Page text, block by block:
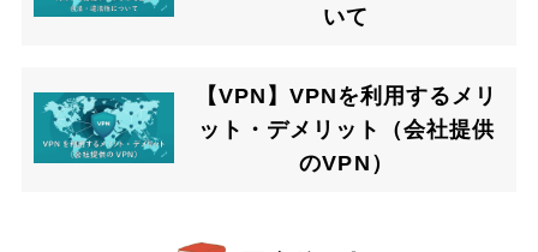
いて
【VPN】VPNを利用するメリ
ット・デメリット（会社提供
のVPN）